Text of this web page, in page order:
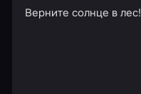
Верните солнце в лес!